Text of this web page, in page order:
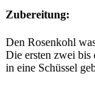
Zubereitung:
Den Rosenkohl
Die ersten zwei bis
in eine Schüssel